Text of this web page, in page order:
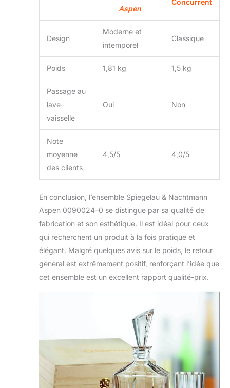
Aspen
Concurrent
Design
Moderne et
intemporel
Classique
Poids 1,81 kg 1,5 kg
Passage au
lave-
vaisselle
Oui Non
Note
moyenne
des clients
4,5/5 4,0/5
En conclusion, l’ensemble Spiegelau & Nachtmann
Aspen 0090024–0 se distingue par sa qualité de
fabrication et son esthétique. Il est idéal pour ceux
qui recherchent un produit à la fois pratique et
élégant. Malgré quelques avis sur le poids, le retour
général est extrêmement positif, renforçant l’idée que
cet ensemble est un excellent rapport qualité-prix.